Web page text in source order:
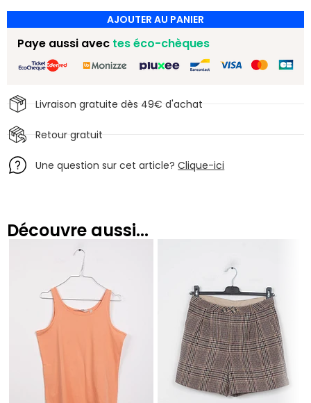
AJOUTER AU PANIER
Livraison gratuite dès 49€ d'achat
Retour gratuit
Une question sur cet article?Clique-ici
Paye aussi avec tes éco-chèques
Découvre aussi...